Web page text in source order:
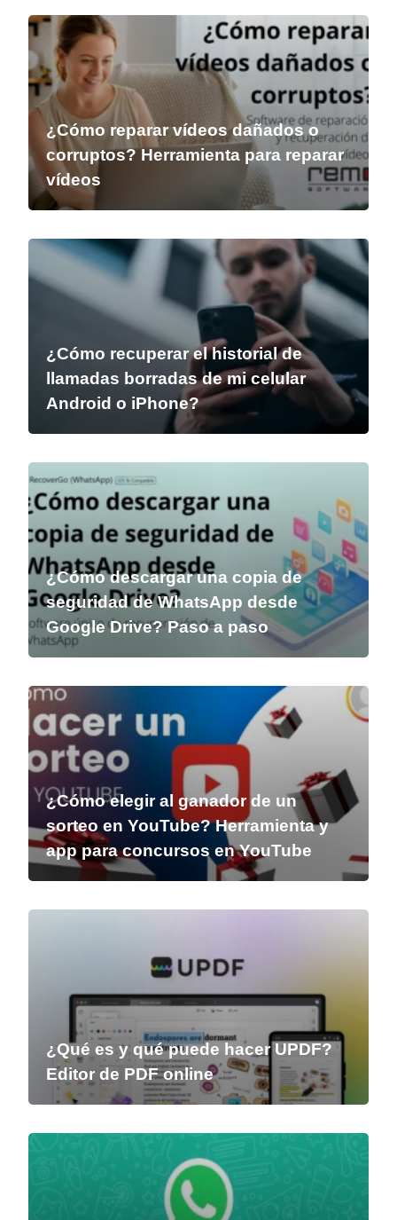
¿Cómo reparar vídeos dañados o
corruptos? Herramienta para reparar
vídeos
¿Cómo recuperar el historial de
llamadas borradas de mi celular
Android o iPhone?
¿Cómo descargar una copia de
seguridad de WhatsApp desde
Google Drive? Paso a paso
¿Cómo elegir al ganador de un
sorteo en YouTube? Herramienta y
app para concursos en YouTube
¿Qué es y qué puede hacer UPDF?
Editor de PDF online